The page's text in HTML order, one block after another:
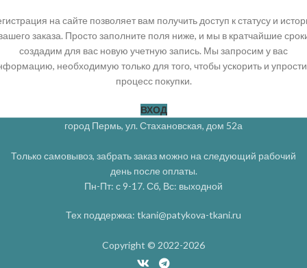
на сайте позволяет вам получить доступ к статусу и
заказа. Просто заполните поля ниже, и мы в кратчайшие
создадим для вас новую учетную запись. Мы запросим у вас
необходимую только для того, чтобы ускорить и
процесс покупки.
ВХОД
город Пермь, ул. Стахановская, дом 52а
Только самовывоз, забрать заказ можно на следующий рабочий
день после оплаты.
Пн-Пт: с 9-17. Сб, Вс: выходной
Тех поддержка: tkani@patykova-tkani.ru
Copyright © 2022-2026